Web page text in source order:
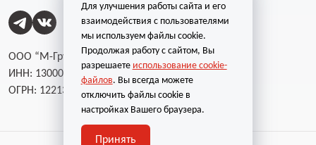
ООО “М-Групп”
ИНН: 1300002787
ОГРН: 1221300004232
Для улучшения работы сайта и его
взаимодействия с пользователями
мы используем файлы cookie.
Продолжая работу с сайтом, Вы
разрешаете использование cookie-
файлов. Вы всегда можете
отключить файлы cookie в
настройках Вашего браузера.
Принять